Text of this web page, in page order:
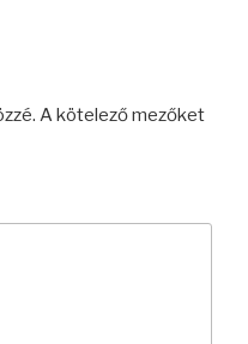
A kötelező mezőket